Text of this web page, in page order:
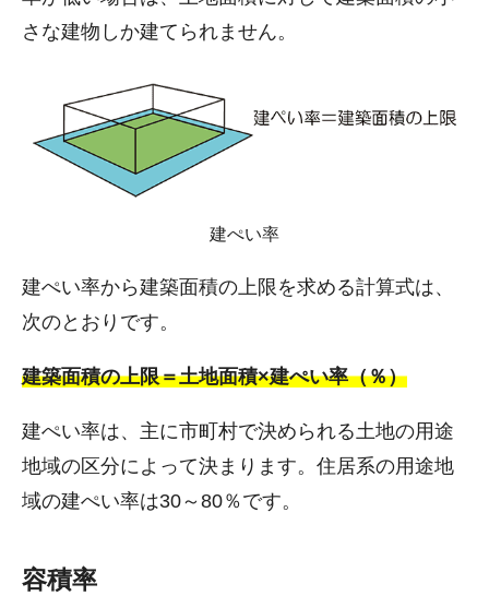
さな建物しか建てられません。
建ぺい率
建ぺい率から建築面積の上限を求める計算式は、
次のとおりです。
建築面積の上限＝土地面積×建ぺい率（％）
建ぺい率は、主に市町村で決められる土地の用途
地域の区分によって決まります。住居系の用途地
域の建ぺい率は30～80％です。
容積率